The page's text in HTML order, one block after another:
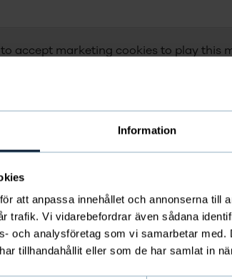
Information
att anpassa innehållet och annonserna till
trafik. Vi vidarebefordrar även sådana
och analysföretag som vi samarbetar
tillhandahållit eller som de har samlat in
to accept marketing cookies to play this
CHANGE
FÖRENINGSPODDEN
A11: Marcus Enoksson -